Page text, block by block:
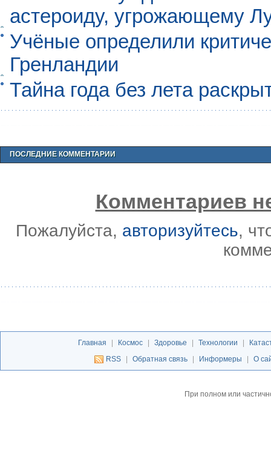
астероиду, угрожающему
Учёные определили
Гренландии
Тайна года без лета
ПОСЛЕДНИЕ КОММЕНТАРИИ
Комментариев
Пожалуйста, авторизуйтесь,
Главная | Космос | Здоровье | Технологии |
RSS
| Обратная связь | Информеры | О
При полном или